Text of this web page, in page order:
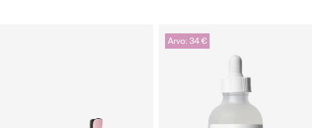
Arvo: 34 €